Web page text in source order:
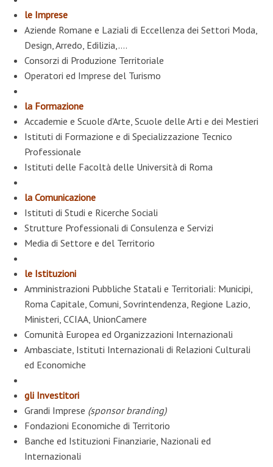
le Imprese
Aziende Romane e Laziali di Eccellenza dei Settori Moda,
Design, Arredo, Edilizia,….
Consorzi di Produzione Territoriale
Operatori ed Imprese del Turismo
la Formazione
Accademie e Scuole d’Arte, Scuole delle Arti e dei Mestieri
Istituti di Formazione e di Specializzazione Tecnico
Professionale
Istituti delle Facoltà delle Università di Roma
la Comunicazione
Istituti di Studi e Ricerche Sociali
Strutture Professionali di Consulenza e Servizi
Media di Settore e del Territorio
le Istituzioni
Amministrazioni Pubbliche Statali e Territoriali: Municipi,
Roma Capitale, Comuni, Sovrintendenza, Regione Lazio,
Ministeri, CCIAA, UnionCamere
Comunità Europea ed Organizzazioni Internazionali
Ambasciate, Istituti Internazionali di Relazioni Culturali
ed Economiche
gli Investitori
Grandi Imprese (sponsor branding)
Fondazioni Economiche di Territorio
Banche ed Istituzioni Finanziarie, Nazionali ed
Internazionali